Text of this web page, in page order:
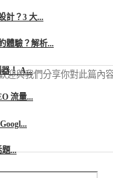
計？3 大...
體驗？解析...
！ A...
流量...
題...